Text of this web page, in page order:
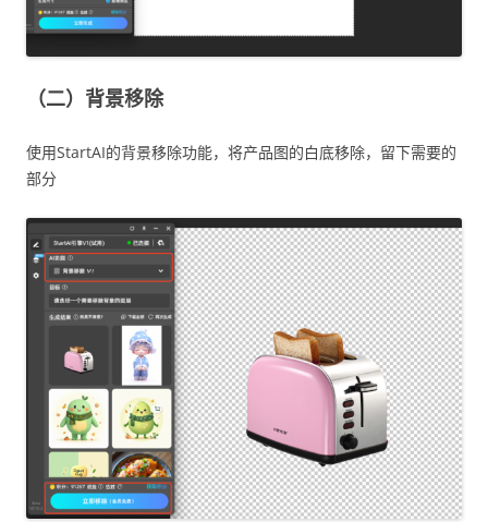
（二）背景移除
使用StartAI的背景移除功能，将产品图的白底移除，留下需要的
部分